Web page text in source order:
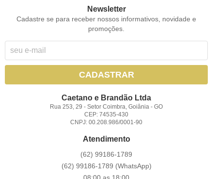
Newsletter
Cadastre se para receber nossos informativos, novidade e
promoções.
CADASTRAR
Caetano e Brandão Ltda
Rua 253, 29 -Setor Coimbra, Goiânia -GO
CEP: 74535-430
CNPJ: 00.208.986/0001-90
Atendimento
(62) 99186-1789
(62) 99186-1789 (WhatsApp)
08:00 as 18:00